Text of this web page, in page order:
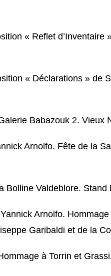
« Reflet d’Inventaire
« Déclarations » de
Babazouk 2. Vieux
Arnolfo. Fête de la
Bolline Valdeblore.
Arnolfo.
Garibaldi et de la
à Torrin et